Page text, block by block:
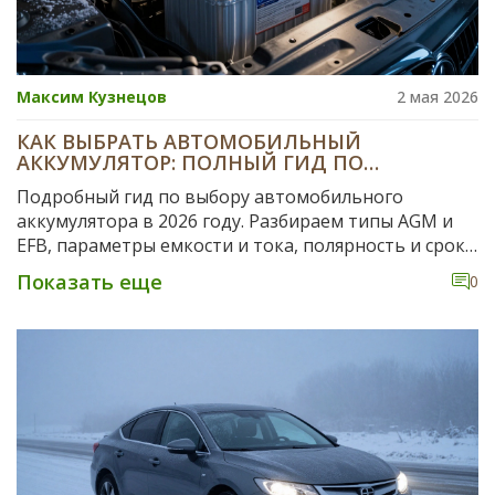
Максим Кузнецов 2 мая 2026
КАК ВЫБРАТЬ АВТОМОБИЛЬНЫЙ
АККУМУЛЯТОР: ПОЛНЫЙ ГИД ПО
ПАРАМЕТРАМ И ТИПАМ В 2026 ГОДУ
Подробный гид по выбору автомобильного
аккумулятора в 2026 году. Разбираем типы AGM и
EFB, параметры емкости и тока, полярность и сроки
годности. Как не ошибиться при покупке.
Показать еще 0